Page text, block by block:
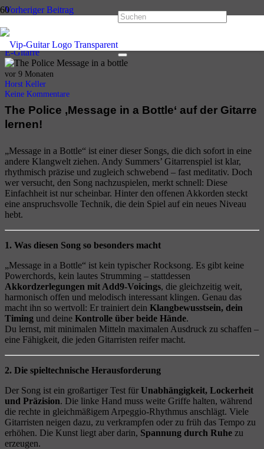
Vorheriger Beitrag
Livin‘ On A Prayer – Bon Jovi
Nächster Beitrag
Skandal im Sperrbezirk – Spider Murphy Gang | Gitarrentutorial für
E-Gitarre
vor 9 Monaten
Horst Keller
Keine Kommentare
The Police ‚Message in a Bottle‘ auf der Gitarre
lernen!
„Message in a Bottle“ ist einer dieser Songs, die dich sofort in eine
andere Klangwelt ziehen. Andy Summers’ Gitarrenspiel ist klar,
rhythmisch präzise und zugleich schwebend – fast meditativ. Doch
wer versucht, den Song nachzuspielen, merkt schnell: Diese
Einfachheit ist nur scheinbar. Hinter den offenen Akkorden steckt
eine anspruchsvolle Technik, die dein Spiel auf ein neues Niveau
hebt.
1. Was diesen Song so besonders macht
„Message in a Bottle“ ist kein typischer Rocksong. Es gibt keine
Powerchords, kein lautes Strumming – stattdessen
Akkordzerlegungen mit Add9-Voicings, die gleichzeitig weit,
harmonisch offen und melodisch interessant klingen. Genau das
macht ihn so wertvoll: Er trainiert dein Klangbewusstsein, dein
Timing und deine Kontrolle über beide Hände.
Du lernst, mit minimalen Mitteln maximalen Ausdruck zu schaffen –
eine Fähigkeit, die jeden Gitarristen reifer macht.
2. Die spieltechnische Herausforderung
Der Song ist ein großartiger Test für Unabhängigkeit, Lockerheit
und Präzision. Die linke Hand muss weite Griffe halten, während
die rechte in gleichmäßigem Arpeggio-Rhythmus anschlägt. Viele
Gitarristen neigen dazu, zu verkrampfen oder zu früh das Tempo zu
erhöhen. Die Kunst liegt aber darin, Spannung durch Ruhe zu
erzeugen.